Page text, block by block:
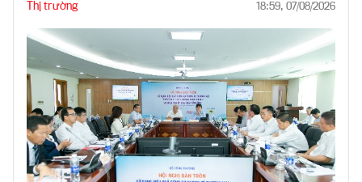
Thị trường 18:59, 07/08/2026